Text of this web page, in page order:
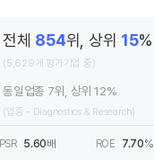
전체 854위, 상위 15%
(5,629개 평가기업 중)
동일업종 7위, 상위 12%
(업종 - Diagnostics & Research)
PSR 5.60배 ROE 7.70%